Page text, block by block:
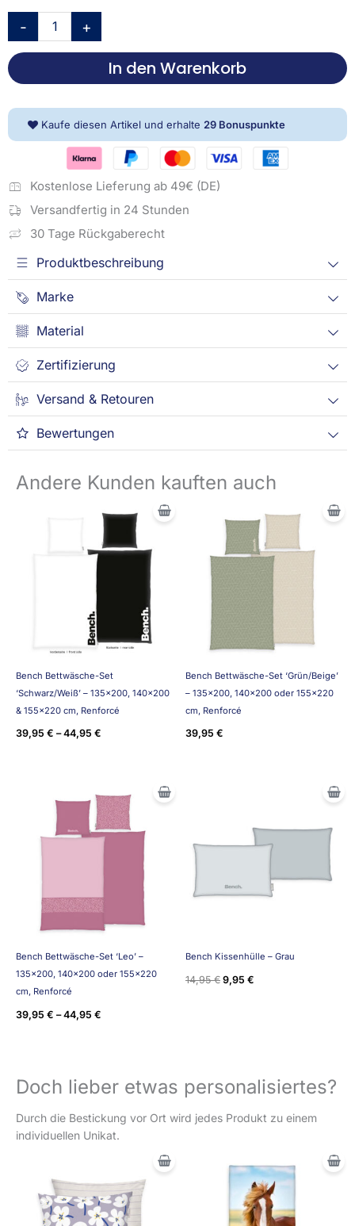
-
Strand-
und
-
Beere
Menge
+
In den Warenkorb
Kaufe diesen Artikel und erhalte 29 Bonuspunkte
Kostenlose Lieferung ab 49€ (DE)
Versandfertig in 24 Stunden
30 Tage Rückgaberecht
Produktbeschreibung
Marke
Material
Zertifizierung
Versand & Retouren
Bewertungen
Andere Kunden kauften auch
Bench Bettwäsche-Set
‘Schwarz/Weiß’ – 135×200, 140×200
& 155×220 cm, Renforcé
39,95 € –44,95 €
Bench Bettwäsche-Set ‘Grün/Beige’
– 135×200, 140×200 oder 155×220
cm, Renforcé
39,95 €
Bench Bettwäsche-Set ‘Leo’ –
135×200, 140×200 oder 155×220
cm, Renforcé
39,95 € –44,95 €
Bench Kissenhülle – Grau
14,95€
14,95 €
9,95 €
9,95 €.
Doch lieber etwas personalisiertes?
Durch die Bestickung vor Ort wird jedes Produkt zu einem
individuellen Unikat.